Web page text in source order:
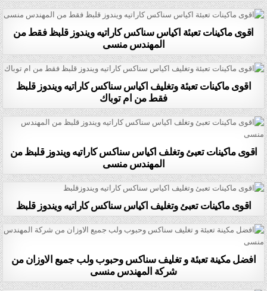
اقوى ماكينات تعبئة اكياس سناكس كاراتيه ويندوز قلبظ فقط من
المهندس منسى
اقوى ماكينات تعبئة وتغليف اكياس سناكس كاراتيه ويندوز قلبظ
فقط من ام توباك
اقوى ماكينات تعبئ وتغلف اكياس سناكس كاراتيه ويندوز قلبظ من
المهندس منسى
اقوى ماكينات تعبئ وتغليف اكياس سناكس كاراتيه ويندوز قلبظ
افضل مكينة تعبئة و تغليف سناكس وحبوب ولب جميع الاوزان من
شركة المهندس منسى